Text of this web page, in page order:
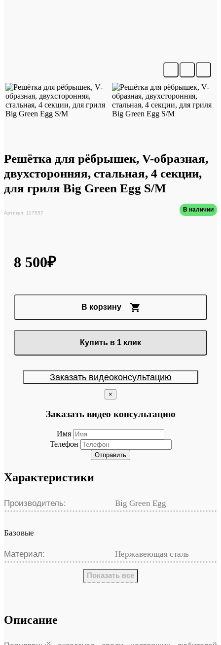
Решётка для рёбрышек, V-образная,
двухсторонняя, стальная, 4 секции,
для гриля Big Green Egg S/M
Артикул: 117557 В наличии
8 500₽
В корзину
Купить в 1 клик
Заказать видеоконсультацию
×
Заказать видео консультацию
Имя
Телефон
Отправить
Характеристики
Производитель: Big Green Egg
Базовые
Материал: Нержавеющая сталь
Показать все
Описание